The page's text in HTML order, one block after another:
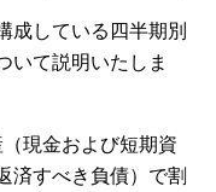
成している四半期別
いて説明いたしま
現金および短期資
済すべき負債）で割